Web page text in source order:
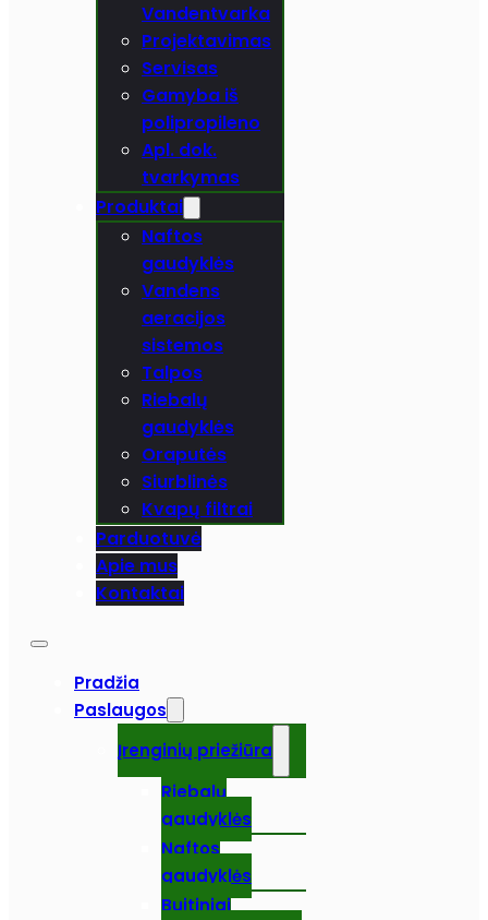
Vandentvarka
Projektavimas
Servisas
Gamyba iš
polipropileno
Apl. dok.
tvarkymas
Produktai
Naftos
gaudyklės
Vandens
aeracijos
sistemos
Talpos
Riebalų
gaudyklės
Oraputės
Siurblinės
Kvapų filtrai
Parduotuvė
Apie mus
Kontaktai
Pradžia
Paslaugos
Įrenginių priežiūra
Riebalų
gaudyklės
Naftos
gaudyklės
Buitiniai